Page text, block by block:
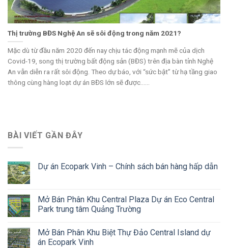
Thị trường BĐS Nghệ An sẽ sôi động trong năm 2021?
Mặc dù từ đầu năm 2020 đến nay chịu tác động mạnh mẽ của dịch
Covid-19, song thị trường bất động sản (BĐS) trên địa bàn tỉnh Nghệ
An vẫn diễn ra rất sôi động. Theo dự báo, với “sức bật” từ hạ tầng giao
thông cùng hàng loạt dự án BĐS lớn sẽ được......
BÀI VIẾT GẦN ĐÂY
Dự án Ecopark Vinh – Chính sách bán hàng hấp dẫn
Mở Bán Phân Khu Central Plaza Dự án Eco Central
Park trung tâm Quảng Trường
Mở Bán Phân Khu Biệt Thự Đảo Central Island dự
án Ecopark Vinh